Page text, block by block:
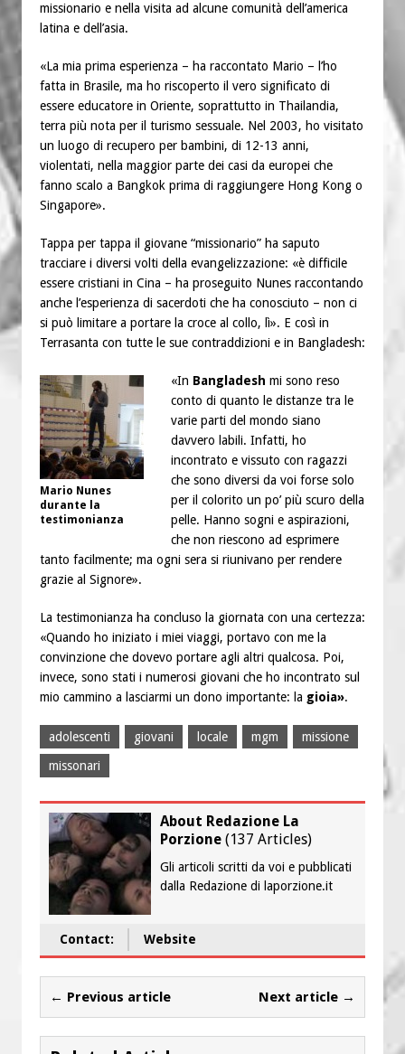
missionario e nella visita ad alcune comunità dell’america
latina e dell’asia.
«La mia prima esperienza – ha raccontato Mario – l’ho
fatta in Brasile, ma ho riscoperto il vero significato di
essere educatore in Oriente, soprattutto in Thailandia,
terra più nota per il turismo sessuale. Nel 2003, ho visitato
un luogo di recupero per bambini, di 12-13 anni,
violentati, nella maggior parte dei casi da europei che
fanno scalo a Bangkok prima di raggiungere Hong Kong o
Singapore».
Tappa per tappa il giovane “missionario” ha saputo
tracciare i diversi volti della evangelizzazione: «è difficile
essere cristiani in Cina – ha proseguito Nunes raccontando
anche l’esperienza di sacerdoti che ha conosciuto – non ci
si può limitare a portare la croce al collo, lì». E così in
Terrasanta con tutte le sue contraddizioni e in Bangladesh:
Mario Nunes
durante la
testimonianza
«In Bangladesh mi sono reso
conto di quanto le distanze tra le
varie parti del mondo siano
davvero labili. Infatti, ho
incontrato e vissuto con ragazzi
che sono diversi da voi forse solo
per il colorito un po’ più scuro della
pelle. Hanno sogni e aspirazioni,
che non riescono ad esprimere
tanto facilmente; ma ogni sera si riunivano per rendere
grazie al Signore».
La testimonianza ha concluso la giornata con una certezza:
«Quando ho iniziato i miei viaggi, portavo con me la
convinzione che dovevo portare agli altri qualcosa. Poi,
invece, sono stati i numerosi giovani che ho incontrato sul
mio cammino a lasciarmi un dono importante: la gioia».
adolescenti giovani locale mgm
missione
missonari
About Redazione La
Porzione (137 Articles)
Gli articoli scritti da voi e pubblicati
dalla Redazione di laporzione.it
Contact: Website
← Previous article Next article →